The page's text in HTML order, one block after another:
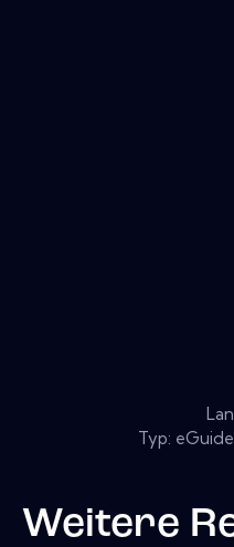
Typ:
Weitere